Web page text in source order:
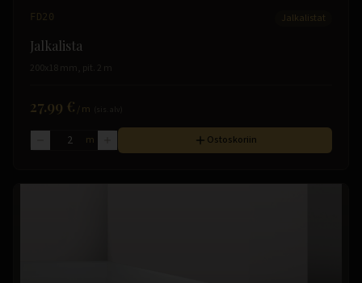
FD20 Jalkalistat
Jalkalista
200x18 mm, pit. 2 m
27.99 € /m
m Ostoskoriin